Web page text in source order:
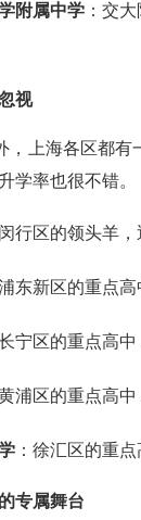
附属中学 ：交
视
，上海各区都
学率也很不错。
闵行区的领头羊
浦东新区的重点
长宁区的重点高
黄浦区的重点高
：徐汇区的重
专属舞台